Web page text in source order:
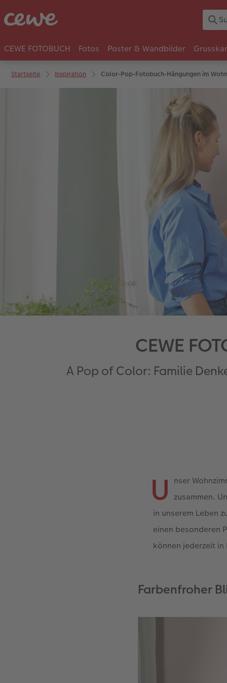
CEWE FOTOBUCH Fotos Poster & Wandbilder
Startseite Inspiration Color-Pop-Fotobuch-Hängungen im
CEWE
A Pop of Color: Familie
U nser
zusammen.
in unserem Leben
einen besonderen
können jederzeit
Farbenfroher